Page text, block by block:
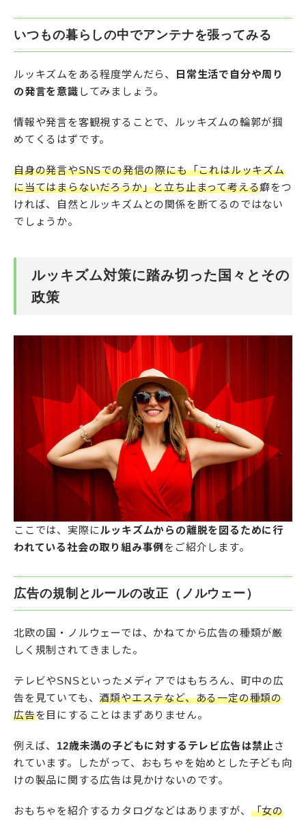
いつもの暮らしの中でアンテナを張ってみる
ルッキズムをある程度学んだら、
日常生活で自分や周り
の発言を意識 してみましょう。
情報や発言を客観視することで、ルッキズムの輪郭が掴
めてくるはずです。
自身の発言やSNSでの発信の際にも「これはルッキズム
に当てはまらないだろうか」と立ち止まって考える癖をつ
ければ、自然とルッキズムとの関係を断てるのではない
でしょうか。
ルッキズム対策に踏み切った国々とその
政策
ここでは、実際にルッキズムからの離脱を図るために行
われている社会の取り組み事例 をご紹介します。
広告の規制とルールの改正（ノルウェー）
北欧の国・ノルウェーでは、かねてから広告の種類が厳
しく規制されてきました。
テレビやSNSといったメディアではもちろん、町中の広
告を見ていても、酒類やエステなど、ある一定の種類の
広告を目にすることはまずありません。
例えば、 12歳未満の子どもに対するテレビ広告は禁止 さ
れています。したがって、おもちゃを始めとした子ども向
けの製品に関する広告は見かけないのです。
おもちゃを紹介するカタログなどはありますが、 「女の